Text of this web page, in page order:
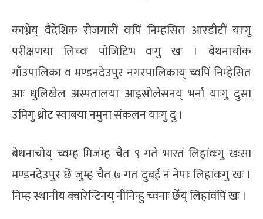
काभ्रेय् वैदेशिक रोजगारीं वःपिं निम्हसित आरडीटीं याःगु
परीक्षणया लिच्वः पोजिटिभ वःगु खः । बेथनाचोक
गाँउपालिका व मण्डनदेउपुर नगरपालिकाय् च्वपिं निम्हेसित
आः धुलिखेल अस्पतालया आइसोलेसनय् भर्ना याःगु दुसा
उमिगु थ्रोट स्वाबया नमुना संकलन याःगु दु ।
बेथनाचोय् च्वम्ह मिजंम्ह चैत ९ गते भारतं लिहांवःगु खःसा
मण्डनदेउपुर छेँ जुम्ह चैत ७ गत दुबई नं नेपाः लिहांवःगु खः ।
निम्ह स्थानीय क्वारेन्टिनय् नीनिन्हु च्वनाः छेँय् लिहांवंपिं खः ।